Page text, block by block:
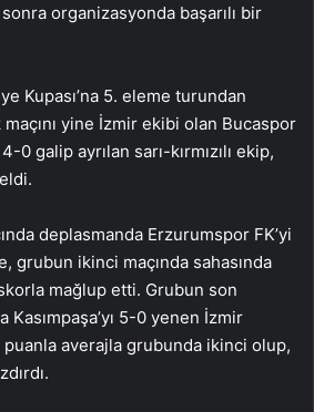
sonra organizasyonda başarılı bir
Kupası’na 5. eleme turundan
yine İzmir ekibi olan Bucaspor
0 galip ayrılan sarı-kırmızılı ekip,
deplasmanda Erzurumspor FK’yi
grubun ikinci maçında sahasında
mağlup etti. Grubun son
Kasımpaşa’yı 5-0 yenen İzmir
puanla averajla grubunda ikinci olup,